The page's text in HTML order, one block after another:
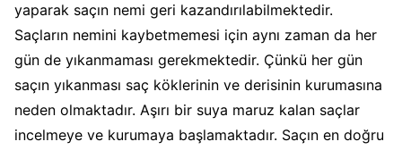
yaparak saçın nemi geri kazandırılabilmektedir.
Saçların nemini kaybetmemesi için aynı zaman da her
gün de yıkanmaması gerekmektedir. Çünkü her gün
saçın yıkanması saç köklerinin ve derisinin kurumasına
neden olmaktadır. Aşırı bir suya maruz kalan saçlar
incelmeye ve kurumaya başlamaktadır. Saçın en doğru